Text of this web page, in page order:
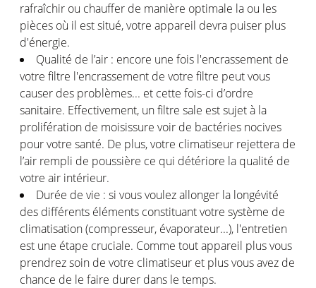
rafraîchir ou chauffer de manière optimale la ou les
pièces où il est situé, votre appareil devra puiser plus
d'énergie.
Qualité de l’air : encore une fois l'encrassement de
votre filtre l'encrassement de votre filtre peut vous
causer des problèmes... et cette fois-ci d’ordre
sanitaire. Effectivement, un filtre sale est sujet à la
prolifération de moisissure voir de bactéries nocives
pour votre santé. De plus, votre climatiseur rejettera de
l’air rempli de poussière ce qui détériore la qualité de
votre air intérieur.
Durée de vie : si vous voulez allonger la longévité
des différents éléments constituant votre système de
climatisation (compresseur, évaporateur...), l'entretien
est une étape cruciale. Comme tout appareil plus vous
prendrez soin de votre climatiseur et plus vous avez de
chance de le faire durer dans le temps.